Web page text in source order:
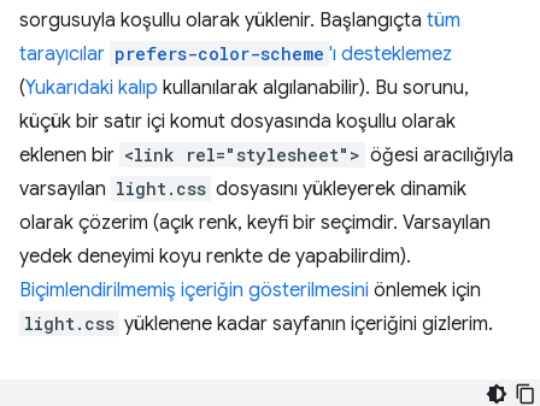
sorgusuyla koşullu olarak yüklenir. Başlangıçta tüm
tarayıcılar prefers-color-scheme 'ı desteklemez
(Yukarıdaki kalıp kullanılarak algılanabilir). Bu sorunu,
küçük bir satır içi komut dosyasında koşullu olarak
eklenen bir <link rel="stylesheet"> öğesi aracılığıyla
varsayılan light.css dosyasını yükleyerek dinamik
olarak çözerim (açık renk, keyfi bir seçimdir. Varsayılan
yedek deneyimi koyu renkte de yapabilirdim).
Biçimlendirilmemiş içeriğin gösterilmesini önlemek için
light.css yüklenene kadar sayfanın içeriğini gizlerim.